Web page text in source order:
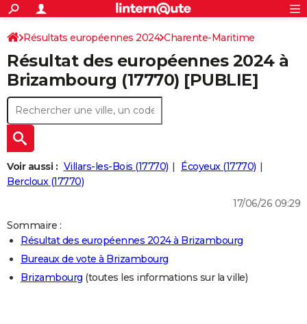
ACTUALITÉS
Politique
Société
Faits Divers
Education
Monde
Villes
+
SPORT
Coupe du monde 2026
Football
Tennis
Cyclisme
Rugby
Forum
CULTURE
Programme TV
TNT
Streaming
Cinéma
Sorties cinéma
Musique
+
FINANCE
Retraite
Impôts
Epargne
Immobilier
Risques naturels par ville
Banque
Assurance
Crédit
AUTO
Essais
Réserver un essai
Citadines
Berlines
SUV
Forum auto
+
HIGH-TECH
Mobiles
Meilleur smartphone
Internet
Ordinateurs
Jeux vidéo
Guide high-tech
+
BRICOLAGE
Guides de France
Escapades
Patrimoine
Expositions
Musées
Week-end nature
LIFESTYLE
Art de vivre
Bien-être
Loisirs
Mode
Modes de vie
Rechercher
S'inscrire
Connexion
Résultats européennes 2024 Charente-Maritime
Résultat des européennes 2024 à
Brizambourg (17770) [PUBLIE]
Voir aussi : Villars-les-Bois (17770)
Écoyeux (17770)
Bercloux (17770)
17/06/26 09:29
Sommaire :
Résultat des européennes 2024 à Brizambourg
Bureaux de vote à Brizambourg
Brizambourg (toutes les informations sur la ville)